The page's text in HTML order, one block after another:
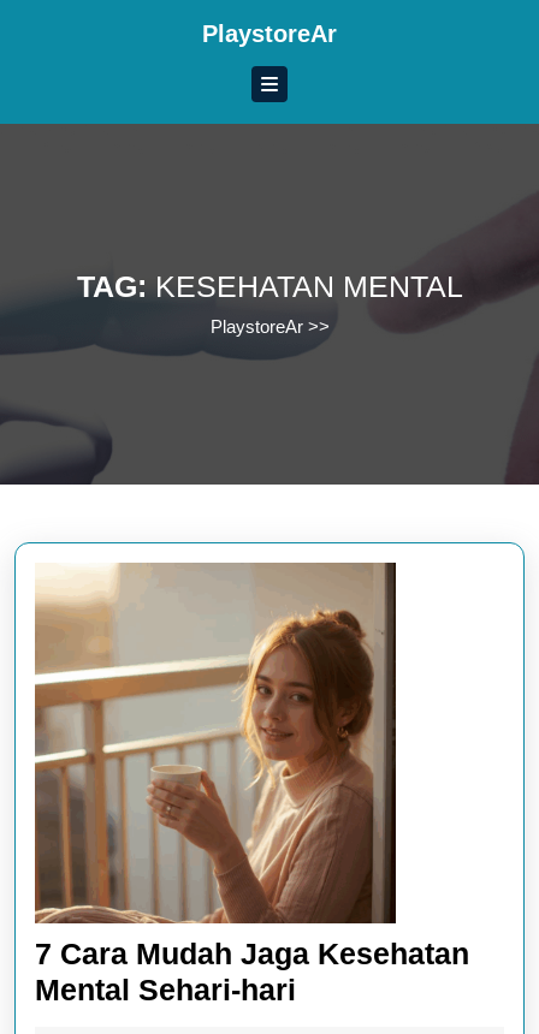
PlaystoreAr
TAG: KESEHATAN MENTAL
PlaystoreAr>>
7 Cara Mudah Jaga Kesehatan
Mental Sehari-hari